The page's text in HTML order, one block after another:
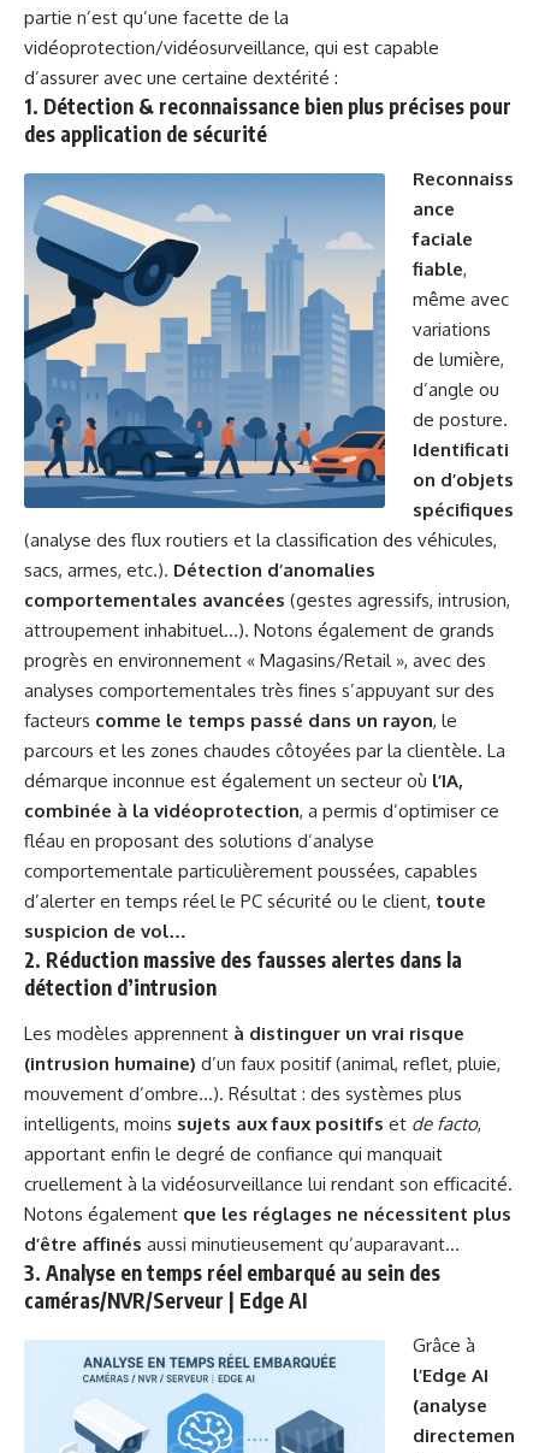
partie n’est qu’une facette de la
vidéoprotection/vidéosurveillance, qui est capable
d’assurer avec une certaine dextérité :
1. Détection & reconnaissance bien plus précises pour
des application de sécurité
Reconnaiss
ance
faciale
fiable,
même avec
variations
de lumière,
d’angle ou
de posture.
Identificati
on d’objets
spécifiques
(analyse des flux routiers et la classification des véhicules,
sacs, armes, etc.). Détection d’anomalies
comportementales avancées (gestes agressifs, intrusion,
attroupement inhabituel…). Notons également de grands
progrès en environnement « Magasins/Retail », avec des
analyses comportementales très fines s’appuyant sur des
facteurs comme le temps passé dans un rayon, le
parcours et les zones chaudes côtoyées par la clientèle. La
démarque inconnue est également un secteur où l’IA,
combinée à la vidéoprotection, a permis d’optimiser ce
fléau en proposant des solutions d’analyse
comportementale particulièrement poussées, capables
d’alerter en temps réel le PC sécurité ou le client, toute
suspicion de vol…
2. Réduction massive des fausses alertes dans la
détection d’intrusion
Les modèles apprennent à distinguer un vrai risque
(intrusion humaine) d’un faux positif (animal, reflet, pluie,
mouvement d’ombre…). Résultat : des systèmes plus
intelligents, moins sujets aux faux positifs et de facto,
apportant enfin le degré de confiance qui manquait
cruellement à la vidéosurveillance lui rendant son efficacité.
Notons également que les réglages ne nécessitent plus
d’être affinés aussi minutieusement qu’auparavant…
3. Analyse en temps réel embarqué au sein des
caméras/NVR/Serveur | Edge AI
Grâce à
l’Edge AI
(analyse
directemen